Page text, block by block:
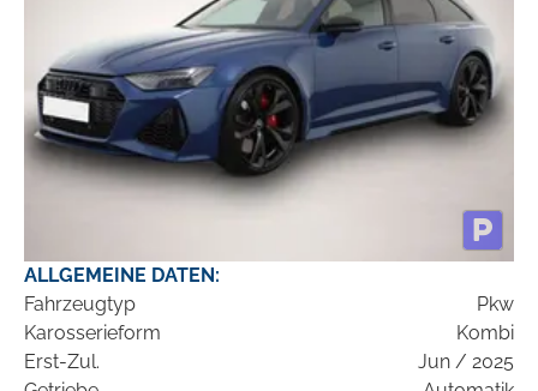
ALLGEMEINE DATEN:
Fahrzeugtyp
Pkw
Karosserieform
Kombi
Erst-Zul.
Jun / 2025